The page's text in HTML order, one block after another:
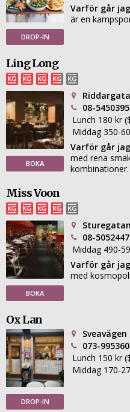
DROP-IN
Varför går
är en
Ling Long
BOKA
08-
Lunch 180 kr
Middag 350-
Varför går
med rena
kombinationer.
Miss Voon
BOKA
08-
Middag 490-
Varför går
med
Ox Lan
DROP-IN
Sveavägen
073-
Lunch 150 kr
Middag 170-